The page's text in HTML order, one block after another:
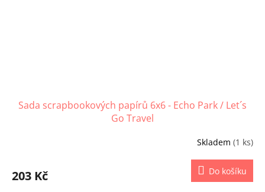
Sada scrapbookových papírů 6x6 - Echo Park / Let´s
Go Travel
je
Skladem(1 ks)
203 Kč Do košíku